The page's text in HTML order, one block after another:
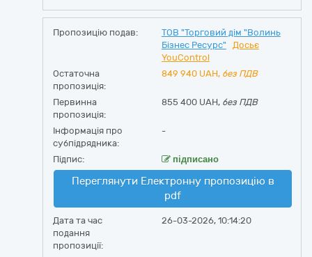
Пропозицію подав:
ТОВ "Торговий дім "Волинь
Бізнес Ресурс"
Досьє
YouControl
Остаточна
пропозиція:
849 940 UAH, без ПДВ
Первинна
пропозиція:
855 400 UAH, без ПДВ
Інформація про
субпідрядника:
-
Підпис: підписано
Переглянути Електронну пропозицію в
pdf
Дата та час
подання
пропозиції:
26-03-2026, 10:14:20